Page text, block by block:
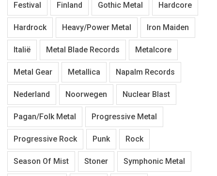
Festival Finland Gothic Metal Hardcore
Hardrock Heavy/Power Metal Iron Maiden
Italië Metal Blade Records Metalcore
Metal Gear Metallica Napalm Records
Nederland Noorwegen Nuclear Blast
Pagan/Folk Metal Progressive Metal
Progressive Rock Punk Rock
Season Of Mist Stoner Symphonic Metal